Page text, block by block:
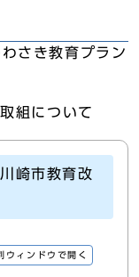
さき教育プラン
組について
崎市教育改
ウィンドウで開く